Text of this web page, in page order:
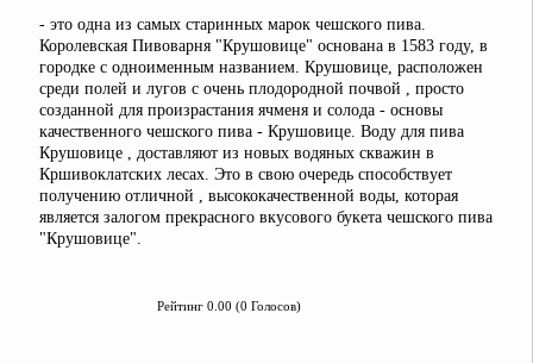
- это одна из самых старинных марок чешского пива.
Королевская Пивоварня "Крушовице" основана в 1583 году, в
городке с одноименным названием. Крушовице, расположен
среди полей и лугов с очень плодородной почвой , просто
созданной для произрастания ячменя и солода - основы
качественного чешского пива - Крушовице. Воду для пива
Крушовице , доставляют из новых водяных скважин в
Кршивоклатских лесах. Это в свою очередь способствует
получению отличной , высококачественной воды, которая
является залогом прекрасного вкусового букета чешского пива
"Крушовице".
Рейтинг 0.00 (0 Голосов)